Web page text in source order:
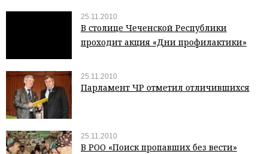
25.11.2010
В столице Чеченской Республики
проходит акция «Дни профилактики»
25.11.2010
Парламент ЧР отметил отличившихся
25.11.2010
В РОО «Поиск пропавших без вести»